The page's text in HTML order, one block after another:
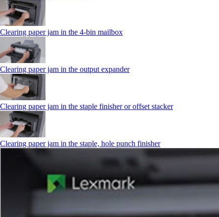
Clearing paper jam in the 4‑bin mailbox
Clearing paper jam in the output expander
Clearing paper jam in the staple finisher or offset stacker
Clearing paper jam in the staple, hole punch finisher